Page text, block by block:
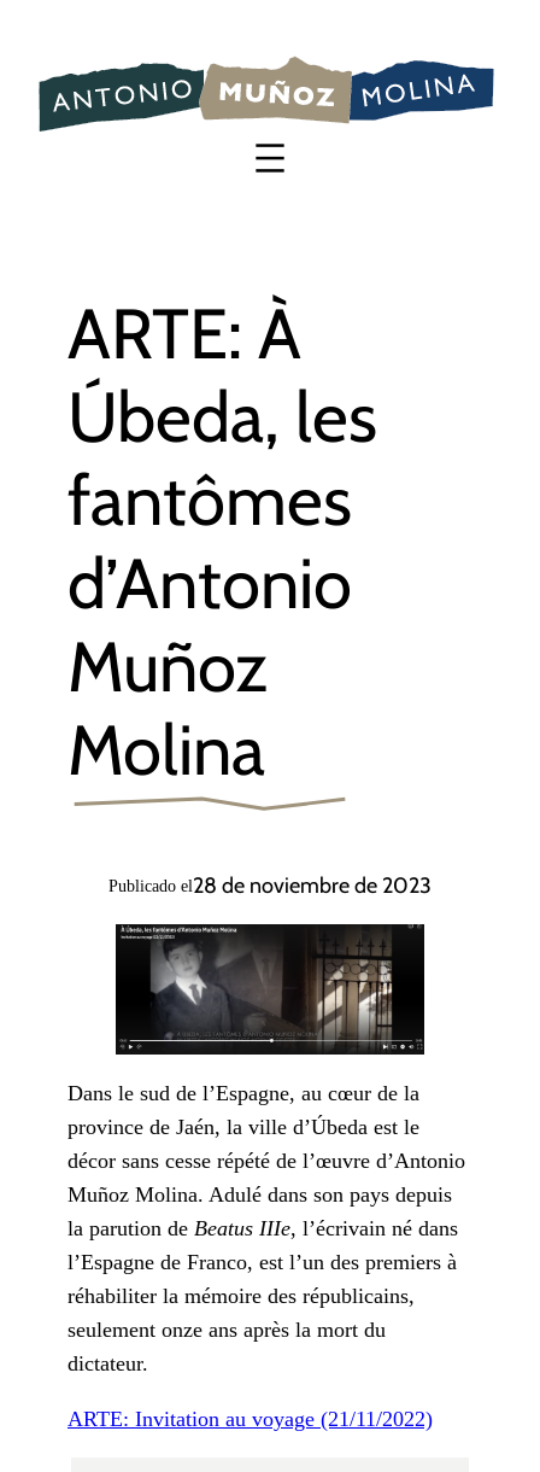
contenido
ARTE: À
Úbeda, les
fantômes
d’Antonio
Muñoz
Molina
Publicado el28 de noviembre de 2023
Dans le sud de l’Espagne, au cœur de la
province de Jaén, la ville d’Úbeda est le
décor sans cesse répété de l’œuvre d’Antonio
Muñoz Molina. Adulé dans son pays depuis
la parution de Beatus IIIe, l’écrivain né dans
l’Espagne de Franco, est l’un des premiers à
réhabiliter la mémoire des républicains,
seulement onze ans après la mort du
dictateur.
ARTE: Invitation au voyage (21/11/2022)